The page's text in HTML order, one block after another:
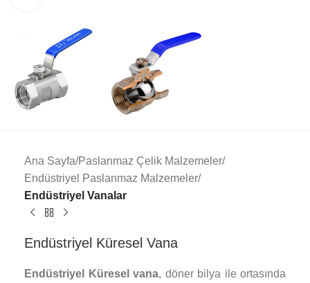
Ana Sayfa Paslanmaz Çelik Malzemeler
Endüstriyel Paslanmaz Malzemeler
Endüstriyel Vanalar
Endüstriyel Küresel Vana
Endüstriyel Küresel vana, döner bilya ile ortasında